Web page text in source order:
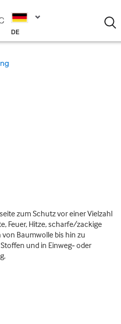
DE
zum Schutz vor einer Vielzahl
Feuer, Hitze, scharfe/zackige
Baumwolle bis hin zu
und in Einweg‑ oder